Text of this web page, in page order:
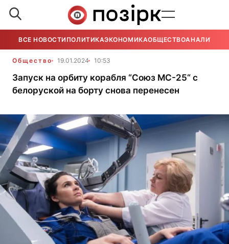
ВСЕ НОВОСТИ ПОЛИТИКАЭКОНОМИКАОБЩЕСТВОАНАЛИТИКА
Общество 19.01.2024 10:53
Запуск на орбиту корабля “Союз МС-25“ с
белоруской на борту снова перенесен